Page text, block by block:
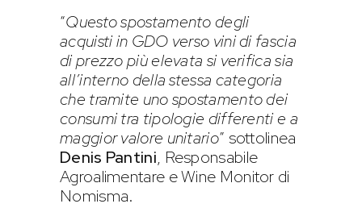
“Questo spostamento degli
acquisti in GDO verso vini di fascia
di prezzo più elevata si verifica sia
all’interno della stessa categoria
che tramite uno spostamento dei
consumi tra tipologie differenti e a
maggior valore unitario” sottolinea
Denis Pantini, Responsabile
Agroalimentare e Wine Monitor di
Nomisma.